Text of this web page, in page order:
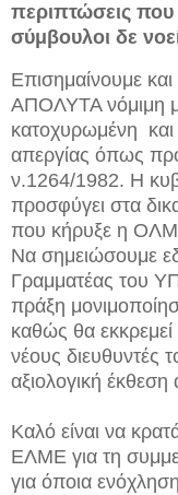
περιπτώσεις που
σύμβουλοι δε
Επισημαίνουμε και
ΑΠΟΛΥΤΑ νόμιμη
κατοχυρωμένη
απεργίας όπως
ν.1264/1982. Η
προσφύγει στα
που κήρυξε η
Να σημειώσουμε
Γραμματέας του
πράξη
καθώς θα
νέους διευθυντές
αξιολογική
Καλό είναι να
ΕΛΜΕ για τη
για όποια